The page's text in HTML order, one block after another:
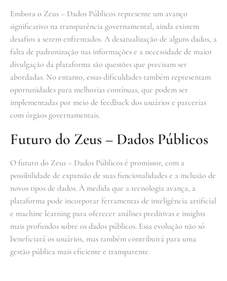
Embora o Zeus – Dados Públicos represente um avanço
significativo na transparência governamental, ainda existem
desafios a serem enfrentados. A desatualização de alguns dados, a
falta de padronização nas informações e a necessidade de maior
divulgação da plataforma são questões que precisam ser
abordadas. No entanto, essas dificuldades também representam
oportunidades para melhorias contínuas, que podem ser
implementadas por meio de feedback dos usuários e parcerias
com órgãos governamentais.
Futuro do Zeus – Dados Públicos
O futuro do Zeus – Dados Públicos é promissor, com a
possibilidade de expansão de suas funcionalidades e a inclusão de
novos tipos de dados. À medida que a tecnologia avança, a
plataforma pode incorporar ferramentas de inteligência artificial
e machine learning para oferecer análises preditivas e insights
mais profundos sobre os dados públicos. Essa evolução não só
beneficiará os usuários, mas também contribuirá para uma
gestão pública mais eficiente e transparente.